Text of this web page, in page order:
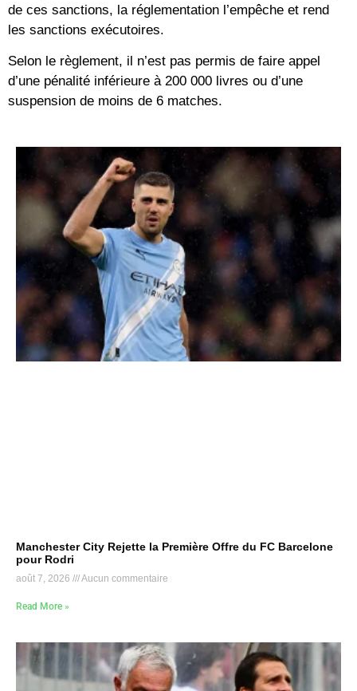
de ces sanctions, la réglementation l’empêche et rend
les sanctions exécutoires.
Selon le règlement, il n’est pas permis de faire appel
d’une pénalité inférieure à 200 000 livres ou d’une
suspension de moins de 6 matches.
Manchester City Rejette la Première Offre du FC Barcelone
pour Rodri
août 7, 2026 Aucun commentaire
Read More »